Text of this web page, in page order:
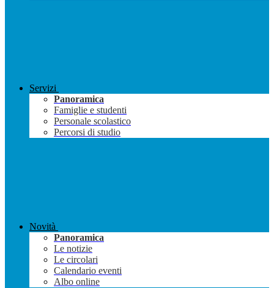
Servizi
Panoramica
Famiglie e studenti
Personale scolastico
Percorsi di studio
Novità
Panoramica
Le notizie
Le circolari
Calendario eventi
Albo online